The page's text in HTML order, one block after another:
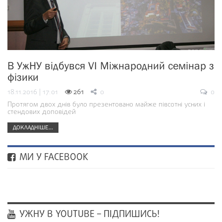
В УжНУ відбувся VІ Міжнародний семінар з
фізики
18.11.2016 | 17:01 261 0
0
Протягом двох днів було презентовано майже півсотні усних і
стендових доповідей
ДОКЛАДНІШЕ...
МИ У FACEBOOK
УЖНУ В YOUTUBE – ПІДПИШИСЬ!